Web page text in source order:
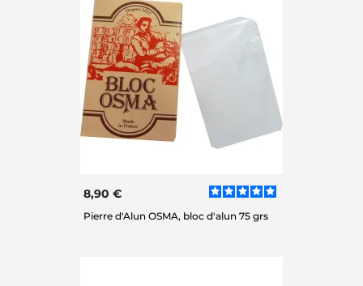
8,90 €
Pierre d'Alun OSMA, bloc d'alun 75 grs